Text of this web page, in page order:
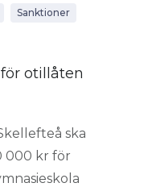
Sanktioner
otillåten
ska
000 kr för